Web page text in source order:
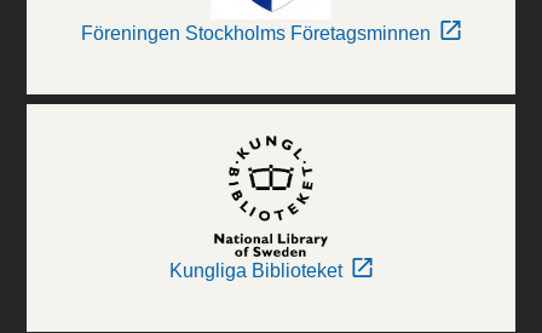
Föreningen Stockholms Företagsminnen
Kungliga Biblioteket